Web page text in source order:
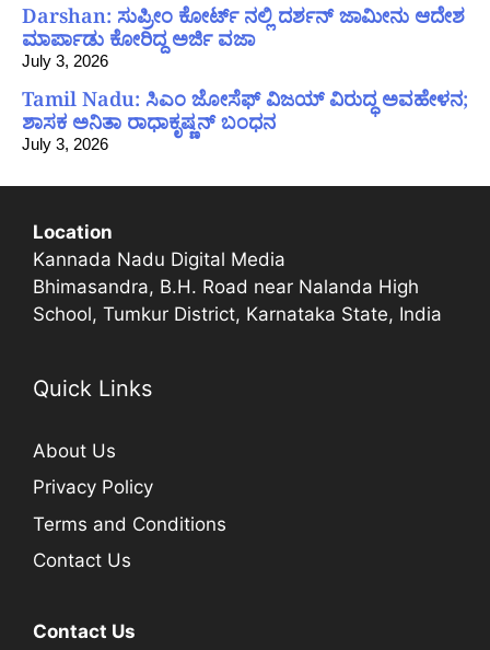
Darshan: ಸುಪ್ರೀಂ ಕೋರ್ಟ್ ನಲ್ಲಿ ದರ್ಶನ್ ಜಾಮೀನು ಆದೇಶ
ಮಾರ್ಪಾಡು ಕೋರಿದ್ದ ಅರ್ಜಿ ವಜಾ
July 3, 2026
Tamil Nadu: ಸಿಎಂ ಜೋಸೆಫ್ ವಿಜಯ್ ವಿರುದ್ಧ ಅವಹೇಳನ;
ಶಾಸಕ ಅನಿತಾ ರಾಧಾಕೃಷ್ಣನ್ ಬಂಧನ
July 3, 2026
Location
Kannada Nadu Digital Media
Bhimasandra, B.H. Road near Nalanda High
School, Tumkur District, Karnataka State, India
Quick Links
About Us
Privacy Policy
Terms and Conditions
Contact Us
Contact Us